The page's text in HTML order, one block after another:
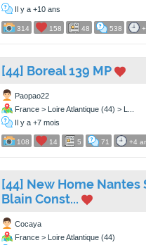
Il y a +10 ans
314 158 48 538
[44] Boreal 139 MP
Paopao22
France > Loire Atlantique (44) > L...
Il y a +7 mois
108 14 5 71 +4
[44] New Home Nantes
Blain Const...
Cocaya
France > Loire Atlantique (44)